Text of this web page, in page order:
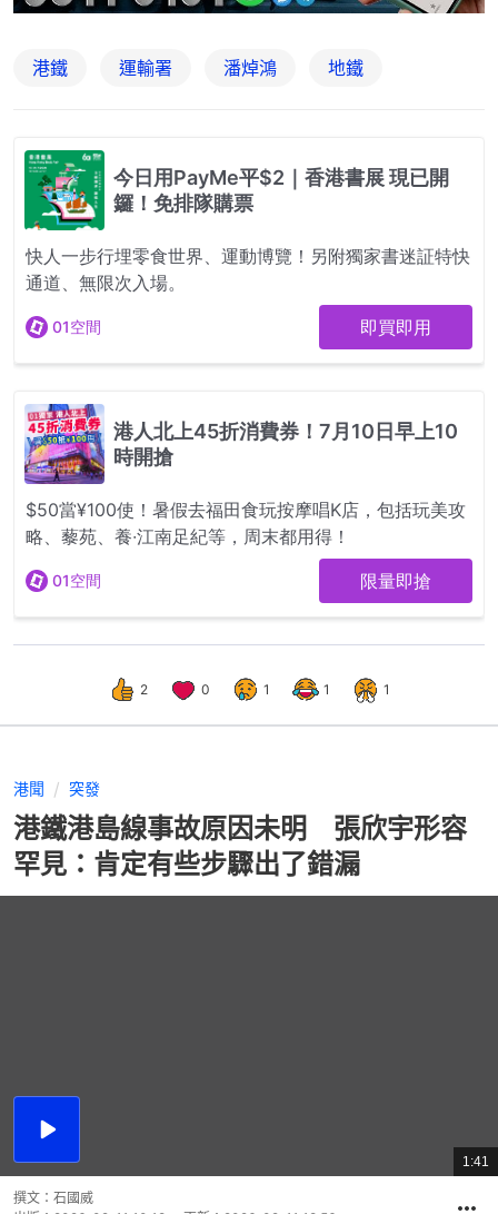
港鐵 運輸署 潘焯鴻 地鐵
2 0 1 1 1
港聞 突發
港鐵港島線事故原因未明 張欣宇形容
罕見：肯定有些步驟出了錯漏
播
總
共
1:41
撰文： 石國威